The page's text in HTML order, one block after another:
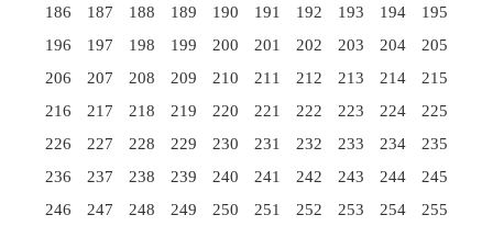
186
187 188 189 190 191 192 193 194
195
196
197 198 199 200 201 202 203 204
205
206
207 208 209 210 211 212 213 214
215
216
217 218 219 220 221 222 223 224
225
226
227 228 229 230 231 232 233 234
235
236
237 238 239 240 241 242 243 244
245
246
247 248 249 250 251 252 253 254
255